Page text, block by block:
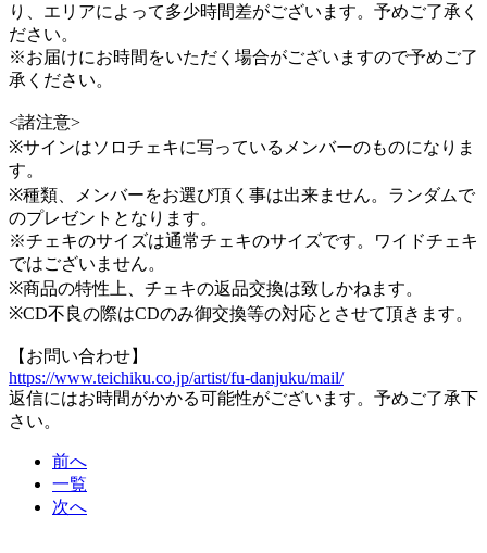
り、エリアによって多少時間差がございます。予めご了承く
ださい。
※お届けにお時間をいただく場合がございますので予めご了
承ください。
<諸注意>
※サインはソロチェキに写っているメンバーのものになりま
す。
※種類、メンバーをお選び頂く事は出来ません。ランダムで
のプレゼントとなります。
※チェキのサイズは通常チェキのサイズです。ワイドチェキ
ではございません。
※商品の特性上、チェキの返品交換は致しかねます。
※CD不良の際はCDのみ御交換等の対応とさせて頂きます。
【お問い合わせ】
https://www.teichiku.co.jp/artist/fu-danjuku/mail/
返信にはお時間がかかる可能性がございます。予めご了承下
さい。
前へ
一覧
次へ